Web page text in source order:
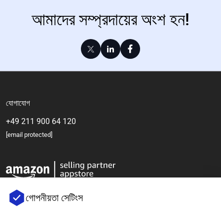
আমাদের সম্প্রদায়ের অংশ হন!
যোগাযোগ
+49 211 900 64 120
[email protected]
গোপনীয়তা সেটিংস